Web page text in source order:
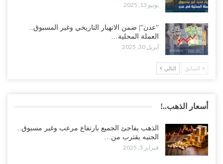
يونيو 13, 2025
“عدن“| ضمن الانهيار التاريخي وغير المسبوق..
العملة المحلية…
أبريل 30, 2025
السابق التالي
أسعار الذهب..!
الذهب يفاجئ الجميع بارتفاع مرعب وغير مسبوق..
الجنيه يقترب من…
فبراير 3, 2025